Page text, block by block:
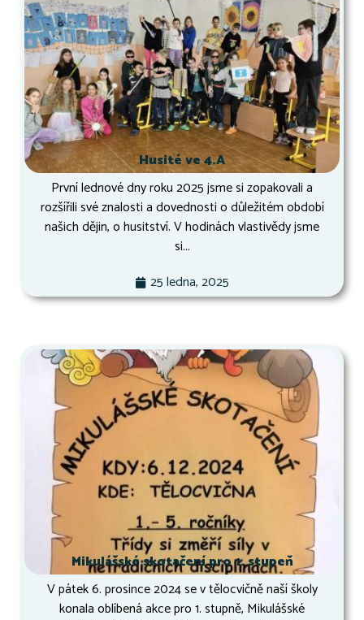
Husité ve 4.A
První lednové dny roku 2025 jsme si zopakovali a
rozšířili své znalosti a dovednosti o důležitém období
našich dějin, o husitství. V hodinách vlastivědy jsme
si...
25 ledna, 2025
Mikulášské skotačení pro 1. stupeň
V pátek 6. prosince 2024 se v tělocvičně naší školy
konala oblíbená akce pro 1. stupně, Mikulášské